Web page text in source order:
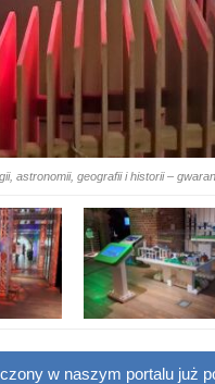
astronomii, geografii i historii –
w naszym portalu już